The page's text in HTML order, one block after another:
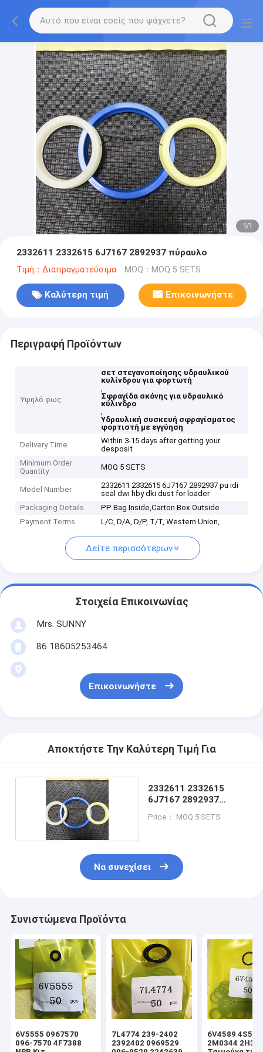
1/1
2332611 2332615 6J7167 2892937 πύραυλο
Τιμή：Διαπραγματεύσιμα MOQ：MOQ 5 SETS
Καλύτερη τιμή Επικοινωνήστε
Περιγραφή Προϊόντων
Υψηλό φως
σετ στεγανοποίησης υδραυλικού
κυλίνδρου για φορτωτή
,
Σφραγίδα σκόνης για υδραυλικό
κύλινδρο
,
Υδραυλική συσκευή σφραγίσματος
φορτιστή με εγγύηση
Delivery Time
Within 3-15 days after getting your
desposit
Minimum Order
Quantity
MOQ 5 SETS
Model Number
2332611 2332615 6J7167 2892937 pu idi
seal dwi hby dki dust for loader
Packaging Details
PP Bag Inside,Carton Box Outside
Payment Terms
L/C, D/A, D/P, T/T, Western Union,
Δείτε περισσότερων
Στοιχεία Επικοινωνίας
Mrs. SUNNY
86 18605253464
Επικοινωνήστε
Αποκτήστε Την Καλύτερη Τιμή Για
2332611 2332615
6J7167 2892937
Price： MOQ 5 SETS
Να συνεχίσει
Συνιστώμενα Προϊόντα
6V5555 0967570
096-7570 4F7388
7L4774 239-2402
2392402 0969529
6V4589
2M0344